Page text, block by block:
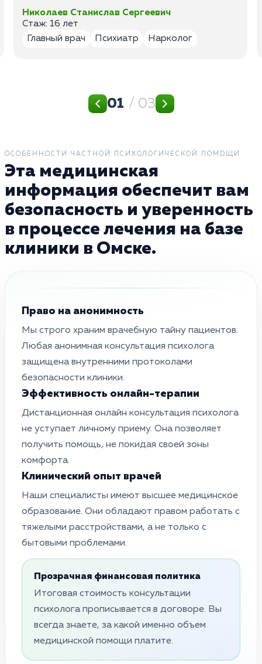
Николаев Станислав Сергеевич
Стаж: 16 лет
Главный врач
Психиатр Нарколог
01 / 03
ОСОБЕННОСТИ ЧАСТНОЙ ПСИХОЛОГИЧЕСКОЙ ПОМОЩИ
Эта медицинская
информация обеспечит вам
безопасность и уверенность
в процессе лечения на базе
клиники в Омске.
Право на анонимность
Мы строго храним врачебную тайну пациентов.
Любая анонимная консультация психолога
защищена внутренними протоколами
безопасности клиники.
Эффективность онлайн-терапии
Дистанционная онлайн консультация психолога
не уступает личному приему. Она позволяет
получить помощь, не покидая своей зоны
комфорта.
Клинический опыт врачей
Наши специалисты имеют высшее медицинское
образование. Они обладают правом работать с
тяжелыми расстройствами, а не только с
бытовыми проблемами.
Прозрачная финансовая политика
Итоговая стоимость консультации
психолога прописывается в договоре. Вы
всегда знаете, за какой именно объем
медицинской помощи платите.